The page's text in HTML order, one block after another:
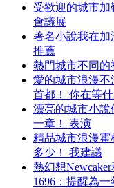
受歡迎的城市加
會議展
著名小說我在加
推薦
熱門城市不同的
愛的城市浪漫不
首都！ 你在等
漂亮的城市小
一章！ 表演
精品城市浪漫霍
多少！ 我建議
熱幻想
1696：提醒為一